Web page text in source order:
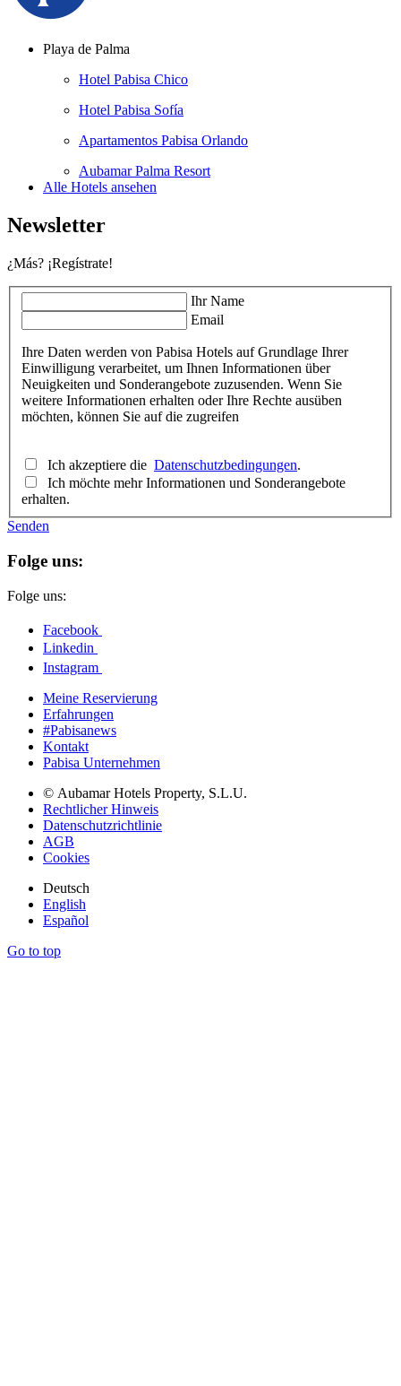
Playa de Palma
Hotel Pabisa Chico
Hotel Pabisa Sofía
Apartamentos Pabisa Orlando
Aubamar Palma Resort
Alle Hotels ansehen
Newsletter
¿Más? ¡Regístrate!
Ihr Name
Email
Ihre Daten werden von Pabisa Hotels auf Grundlage Ihrer
Einwilligung verarbeitet, um Ihnen Informationen über
Neuigkeiten und Sonderangebote zuzusenden. Wenn Sie
weitere Informationen erhalten oder Ihre Rechte ausüben
möchten, können Sie auf die zugreifen
Datenschutzbedingungen.
Ich möchte mehr Informationen und Sonderangebote
erhalten.
Senden
Folge uns:
Folge uns:
Facebook
Linkedin
Instagram
Meine Reservierung
Erfahrungen
#Pabisanews
Kontakt
Pabisa Unternehmen
© Aubamar Hotels Property, S.L.U.
Rechtlicher Hinweis
Datenschutzrichtlinie
AGB
Cookies
Deutsch
English
Español
Go to top